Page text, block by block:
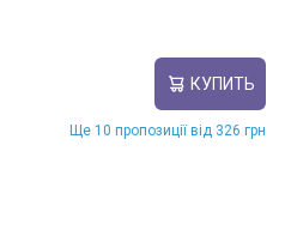
КУПИТЬ
Ще 10 пропозиції від 326 грн